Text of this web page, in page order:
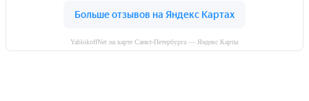
YablokoffNet на карте Санкт-Петербурга — Яндекс Карты